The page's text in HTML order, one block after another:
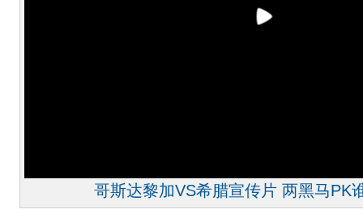
哥斯达黎加VS希腊宣传片 两黑马PK